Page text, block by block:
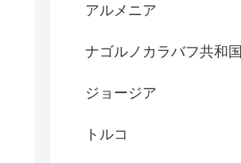
アルメニア
ナゴルノカラバフ共和国
ジョージア
トルコ